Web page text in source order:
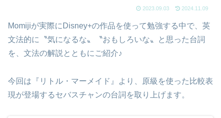
2023.09.03 2024.11.09
Momijiが実際にDisney+の作品を使って勉強する中で、英
文法的に〝気になるな〟〝おもしろいな〟と思った台詞
を、文法の解説とともにご紹介♪
今回は『リトル・マーメイド』より、原級を使った比較表
現が登場するセバスチャンの台詞を取り上げます。